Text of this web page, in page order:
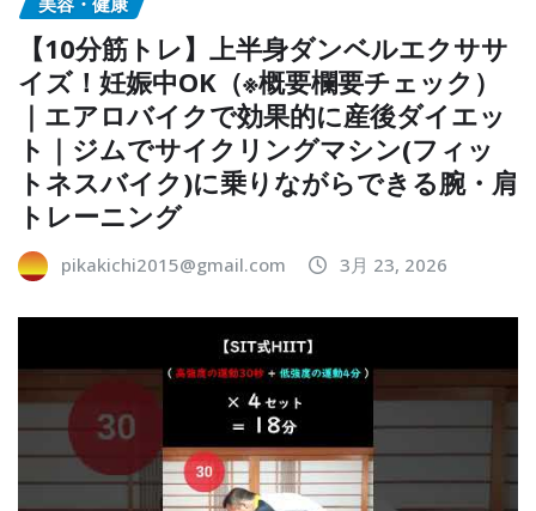
【10分筋トレ】上半身ダンベルエクササ
イズ！妊娠中OK（※概要欄要チェック）
｜エアロバイクで効果的に産後ダイエッ
ト｜ジムでサイクリングマシン(フィッ
トネスバイク)に乗りながらできる腕・肩
トレーニング
pikakichi2015@gmail.com 3月 23, 2026